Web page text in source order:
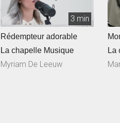
3 min
Rédempteur adorable
La chapelle Musique
Myriam De Leeuw
La